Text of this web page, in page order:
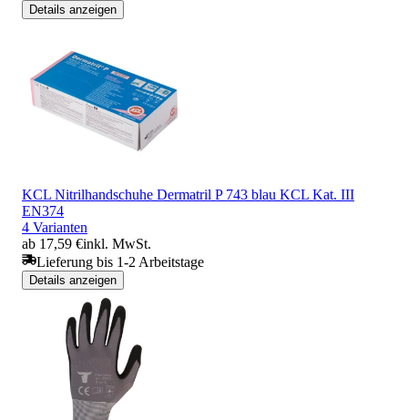
Details anzeigen
KCL Nitrilhandschuhe Dermatril P 743 blau KCL Kat. III
EN374
4 Varianten
ab 17,59 €inkl. MwSt.
Lieferung bis 1-2 Arbeitstage
Details anzeigen